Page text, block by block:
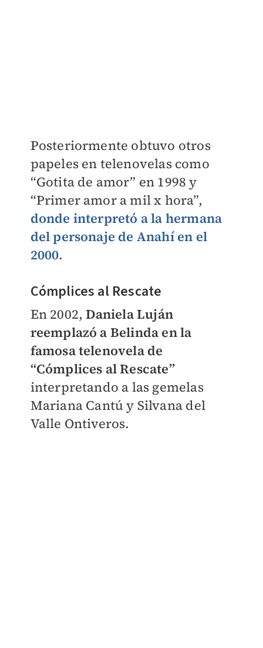
Posteriormente obtuvo otros
papeles en telenovelas como
“Gotita de amor” en 1998 y
“Primer amor a mil x hora”,
donde interpretó a la hermana
del personaje de Anahí en el
2000.
Cómplices al Rescate
En 2002,Daniela Luján
reemplazó a Belinda en la
famosa telenovela de
“Cómplices al Rescate”
interpretando a las gemelas
Mariana Cantú y Silvana del
Valle Ontiveros.